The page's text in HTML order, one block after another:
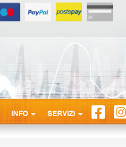
INFO SERVIZI